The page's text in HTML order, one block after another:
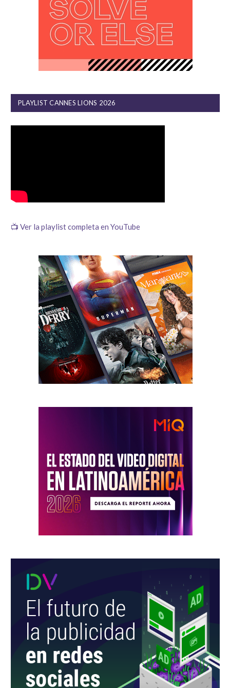
PLAYLIST CANNES LIONS 2026
📺 Ver la playlist completa en YouTube